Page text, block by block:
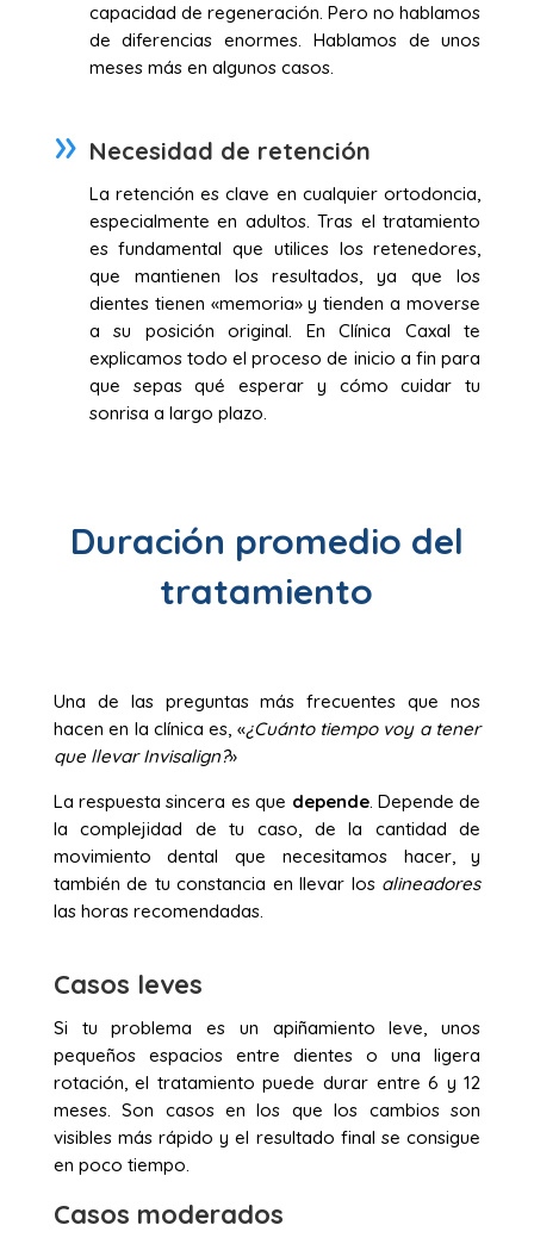
capacidad de regeneración. Pero no hablamos
de diferencias enormes. Hablamos de unos
meses más en algunos casos.
Necesidad de retención
La retención es clave en cualquier ortodoncia,
especialmente en adultos. Tras el tratamiento
es fundamental que utilices los retenedores,
que mantienen los resultados, ya que los
dientes tienen «memoria» y tienden a moverse
a su posición original. En Clínica Caxal te
explicamos todo el proceso de inicio a fin para
que sepas qué esperar y cómo cuidar tu
sonrisa a largo plazo.
Duración promedio del
tratamiento
Una de las preguntas más frecuentes que nos
hacen en la clínica es, «¿Cuánto tiempo voy a tener
que llevar Invisalign?»
La respuesta sincera es que depende. Depende de
la complejidad de tu caso, de la cantidad de
movimiento dental que necesitamos hacer, y
también de tu constancia en llevar los alineadores
las horas recomendadas.
Casos leves
Si tu problema es un apiñamiento leve, unos
pequeños espacios entre dientes o una ligera
rotación, el tratamiento puede durar entre 6 y 12
meses. Son casos en los que los cambios son
visibles más rápido y el resultado final se consigue
en poco tiempo.
Casos moderados